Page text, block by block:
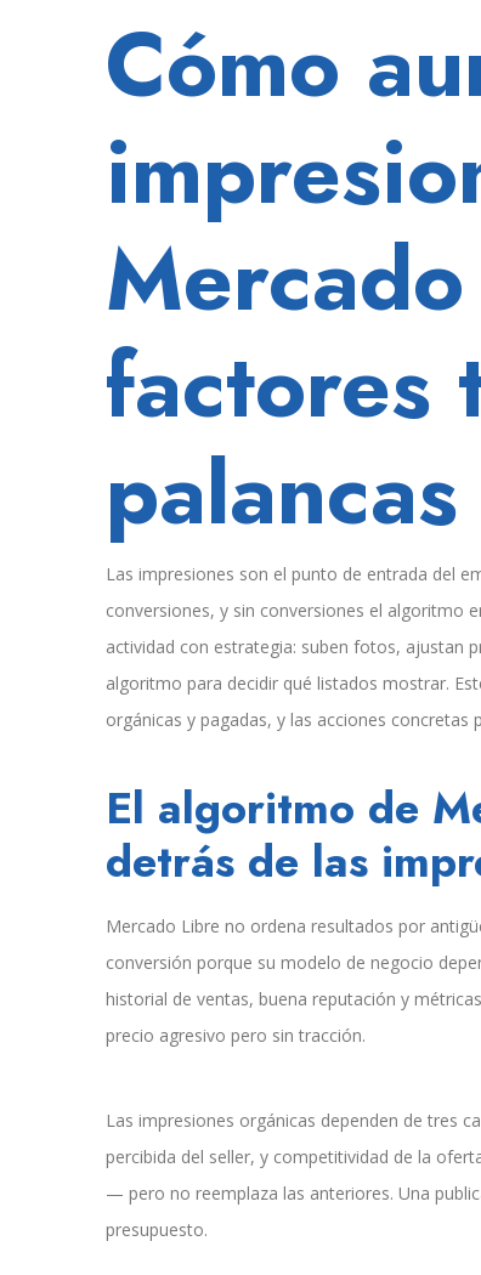
no
el
problema
no
producto.
Es
estructura.
Cómo
factores
Las impresiones son el punto de entrada del
conversiones, y sin conversiones el algoritmo
actividad con estrategia: suben fotos, ajustan
algoritmo para decidir qué listados mostrar.
orgánicas y pagadas, y las acciones concretas
El algoritmo de
detrás de las
Mercado Libre no ordena resultados por
conversión porque su modelo de negocio
historial de ventas, buena reputación y
precio agresivo pero sin tracción.
Las impresiones orgánicas dependen de tres
percibida del seller, y competitividad de la
— pero no reemplaza las anteriores. Una
presupuesto.